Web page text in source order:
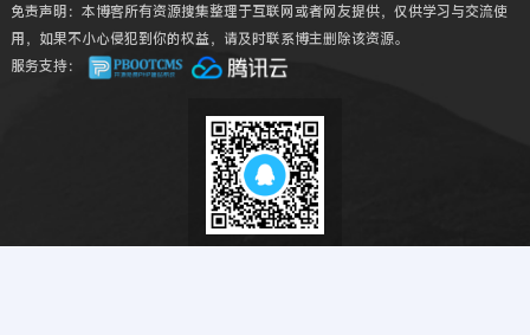
免费下载！
现在加入并升级VIP仅需¥38.88。
免责声明：本博客所有资源搜集整理于互联网或者网友提供，仅供学习与交流使
用，如果不小心侵犯到你的权益，请及时联系博主删除该资源。
服务支持：